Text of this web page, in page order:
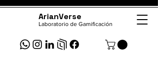
ArianVerse
Laboratorio de Gamificación